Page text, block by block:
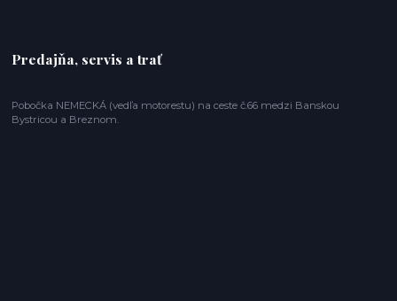
Predajňa, servis a trať
Pobočka NEMECKÁ (vedľa motorestu) na ceste č.66 medzi Banskou
Bystricou a Breznom.